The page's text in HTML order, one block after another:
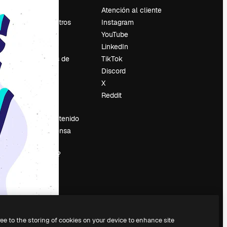
Sobre nosotros
Tendencias de
Eventos
Slidesgo
Vender contenido
Sala de prensa
¿Buscas
magnific.ai?
Atención al cliente
Instagram
YouTube
LinkedIn
TikTok
Discord
X
Reddit
to the storing of cookies on your device to enhance site